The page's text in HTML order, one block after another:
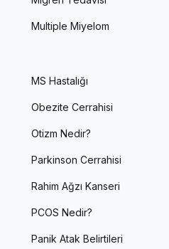
Multiple Miyelom
MS Hastalığı
Obezite Cerrahisi
Otizm Nedir?
Parkinson Cerrahisi
Rahim Ağzı Kanseri
PCOS Nedir?
Panik Atak Belirtileri